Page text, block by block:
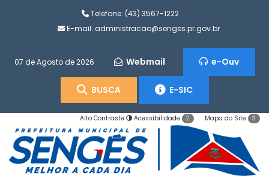
Telefone: (43) 3567-1222
E-mail: administracao@senges.pr.gov.br
07 de Agosto de 2026 Webmail e-Ouv
BUSCA E-SIC
Alto Contraste Acessibilidade 2 Mapa do Site 3